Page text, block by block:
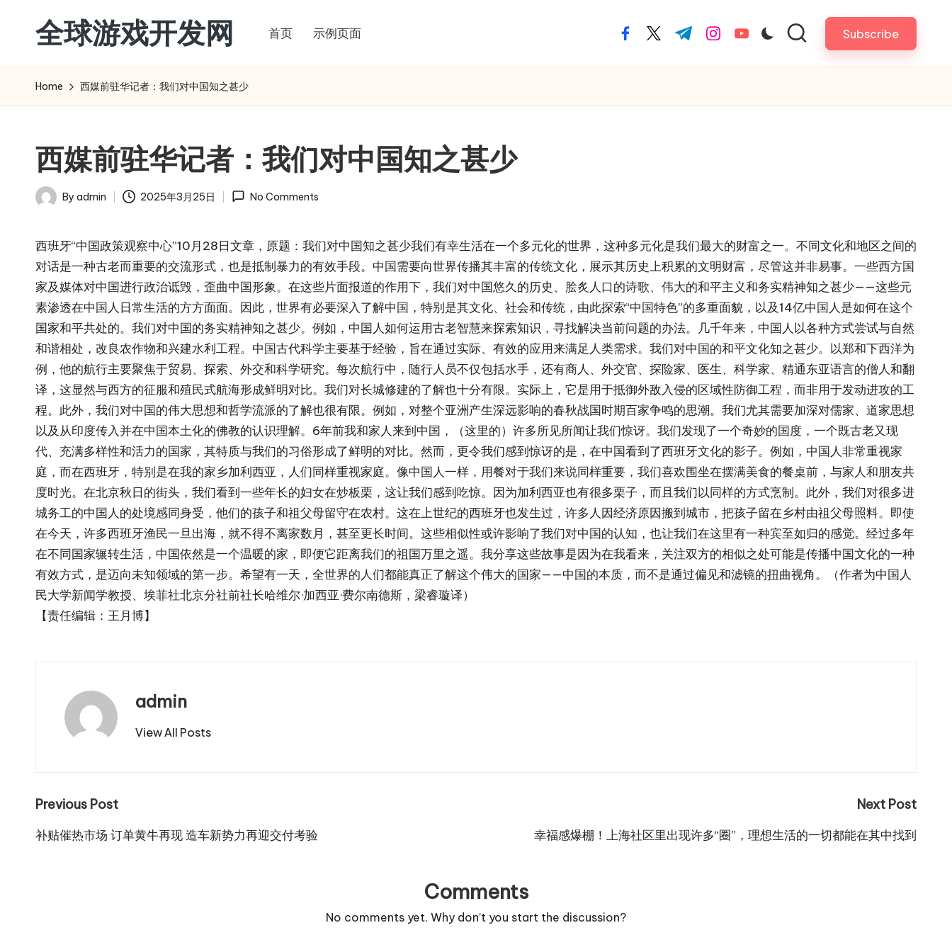
content
全球游戏开发网 首页 示例页面 facebook.com
twitter.com
t.me instagram.com
youtube.com Subscribe
Home 西媒前驻华记者：我们对中国知之甚少
西媒前驻华记者：我们对中国知之甚少
Posted
By admin 2025年3月25日 No Comments
西班牙“中国政策观察中心”10月28日文章，原题：我们对中国知之甚少我们有幸生活在一个多元化的世界，这种多元化是我们最大的财富之一。不同文化和地区之间的
对话是一种古老而重要的交流形式，也是抵制暴力的有效手段。中国需要向世界传播其丰富的传统文化，展示其历史上积累的文明财富，尽管这并非易事。一些西方国
家及媒体对中国进行政治诋毁，歪曲中国形象。在这些片面报道的作用下，我们对中国悠久的历史、脍炙人口的诗歌、伟大的和平主义和务实精神知之甚少——这些元
素渗透在中国人日常生活的方方面面。因此，世界有必要深入了解中国，特别是其文化、社会和传统，由此探索“中国特色”的多重面貌，以及14亿中国人是如何在这个
国家和平共处的。我们对中国的务实精神知之甚少。例如，中国人如何运用古老智慧来探索知识，寻找解决当前问题的办法。几千年来，中国人以各种方式尝试与自然
和谐相处，改良农作物和兴建水利工程。中国古代科学主要基于经验，旨在通过实际、有效的应用来满足人类需求。我们对中国的和平文化知之甚少。以郑和下西洋为
例，他的航行主要聚焦于贸易、探索、外交和科学研究。每次航行中，随行人员不仅包括水手，还有商人、外交官、探险家、医生、科学家、精通东亚语言的僧人和翻
译，这显然与西方的征服和殖民式航海形成鲜明对比。我们对长城修建的了解也十分有限。实际上，它是用于抵御外敌入侵的区域性防御工程，而非用于发动进攻的工
程。此外，我们对中国的伟大思想和哲学流派的了解也很有限。例如，对整个亚洲产生深远影响的春秋战国时期百家争鸣的思潮。我们尤其需要加深对儒家、道家思想
以及从印度传入并在中国本土化的佛教的认识理解。6年前我和家人来到中国，（这里的）许多所见所闻让我们惊讶。我们发现了一个奇妙的国度，一个既古老又现
代、充满多样性和活力的国家，其特质与我们的习俗形成了鲜明的对比。然而，更令我们感到惊讶的是，在中国看到了西班牙文化的影子。例如，中国人非常重视家
庭，而在西班牙，特别是在我的家乡加利西亚，人们同样重视家庭。像中国人一样，用餐对于我们来说同样重要，我们喜欢围坐在摆满美食的餐桌前，与家人和朋友共
度时光。在北京秋日的街头，我们看到一些年长的妇女在炒板栗，这让我们感到吃惊。因为加利西亚也有很多栗子，而且我们以同样的方式烹制。此外，我们对很多进
城务工的中国人的处境感同身受，他们的孩子和祖父母留守在农村。这在上世纪的西班牙也发生过，许多人因经济原因搬到城市，把孩子留在乡村由祖父母照料。即使
在今天，许多西班牙渔民一旦出海，就不得不离家数月，甚至更长时间。这些相似性或许影响了我们对中国的认知，也让我们在这里有一种宾至如归的感觉。经过多年
在不同国家辗转生活，中国依然是一个温暖的家，即便它距离我们的祖国万里之遥。我分享这些故事是因为在我看来，关注双方的相似之处可能是传播中国文化的一种
有效方式，是迈向未知领域的第一步。希望有一天，全世界的人们都能真正了解这个伟大的国家——中国的本质，而不是通过偏见和滤镜的扭曲视角。（作者为中国人
民大学新闻学教授、埃菲社北京分社前社长哈维尔·加西亚·费尔南德斯，梁睿璇译）
【责任编辑：王月博】
admin
View All Posts
Post
navigation
Previous Post
补贴催热市场 订单黄牛再现 造车新势力再迎交付考验
Next Post
幸福感爆棚！上海社区里出现许多“圈”，理想生活的一切都能在其中找到
Comments
No comments yet. Why don’t you start the discussion?